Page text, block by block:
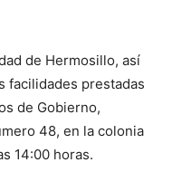
de Hermosillo, así
facilidades prestadas
de Gobierno,
48, en la colonia
14:00 horas.